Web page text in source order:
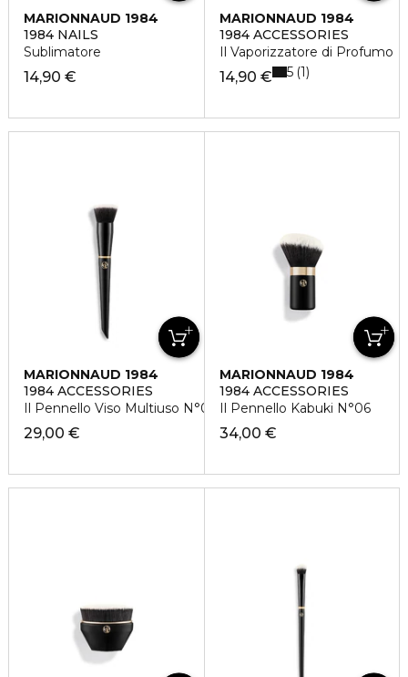
MARIONNAUD 1984
1984 NAILS
Sublimatore
14,90 €
MARIONNAUD 1984
1984 ACCESSORIES
Il Vaporizzatore di Profumo
14,90 € 5 1
MARIONNAUD 1984
1984 ACCESSORIES
Il Pennello Viso Multiuso N°03
29,00 €
MARIONNAUD 1984
1984 ACCESSORIES
Il Pennello Kabuki N°06
34,00 €